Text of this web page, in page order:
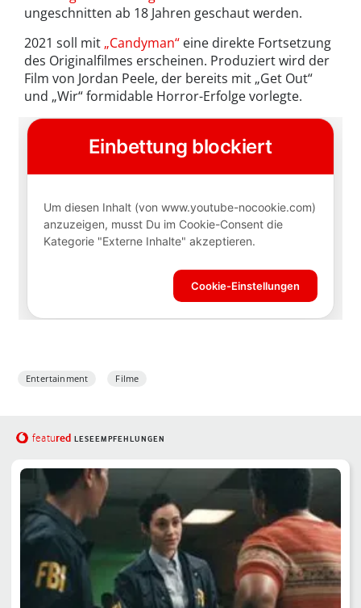
ungeschnitten ab 18 Jahren geschaut werden.
2021 soll mit„Candyman“ eine direkte Fortsetzung
des Originalfilmes erscheinen. Produziert wird der
Film von Jordan Peele, der bereits mit „Get Out“
und „Wir“ formidable Horror-Erfolge vorlegte.
Entertainment Filme
featured LESEEMPFEHLUNGEN